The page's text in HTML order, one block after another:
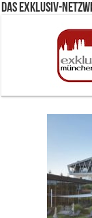
Das Exklusiv-